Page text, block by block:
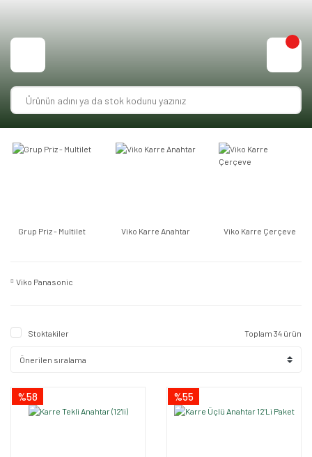
Grup Priz - Multilet Viko Karre Anahtar Viko Karre Çerçeve
Viko Panasonic
Stoktakiler Toplam 34 ürün
%58 %55